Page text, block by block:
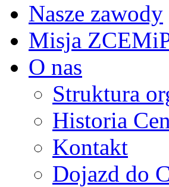
Nasze zawody
Misja
O nas
Struktura
Historia
Kontakt
Dojazd do